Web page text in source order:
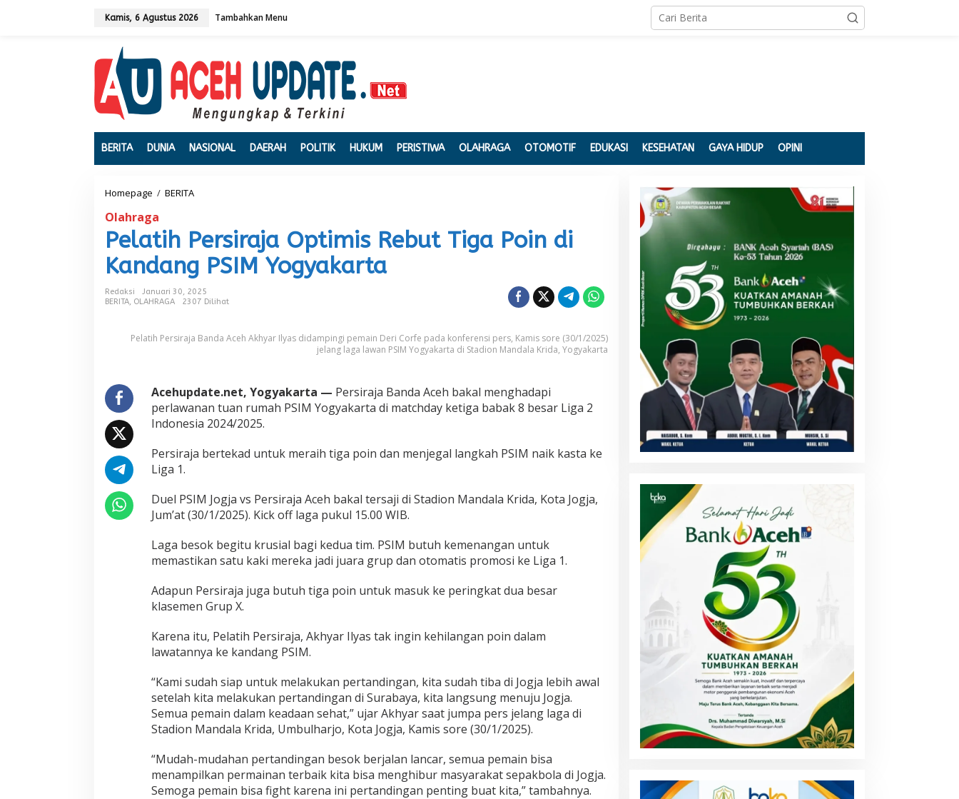
Kamis, 6 Agustus 2026 Tambahkan Menu
BERITA DUNIA NASIONAL DAERAH POLITIK HUKUM PERISTIWA OLAHRAGA OTOMOTIF EDUKASI KESEHATAN GAYA HIDUP OPINI
Homepage / BERITA
a
t
i
h
P
e
r
i
a
O
p
t
m
e
b
t
T
i
a
P
i
n
d
K
a
d
a
g
P
Olahraga
Pelatih Persiraja Optimis Rebut Tiga Poin di
Kandang PSIM Yogyakarta
Redaksi
Januari 30, 2025
BERITA, OLAHRAGA 2307 Dilihat
Pelatih Persiraja Banda Aceh Akhyar Ilyas didampingi pemain Deri Corfe pada konferensi pers, Kamis sore (30/1/2025)
jelang laga lawan PSIM Yogyakarta di Stadion Mandala Krida, Yogyakarta
Acehupdate.net, Yogyakarta — Persiraja Banda Aceh bakal menghadapi
perlawanan tuan rumah PSIM Yogyakarta di matchday ketiga babak 8 besar Liga 2
Indonesia 2024/2025.
Persiraja bertekad untuk meraih tiga poin dan menjegal langkah PSIM naik kasta ke
Liga 1.
Duel PSIM Jogja vs Persiraja Aceh bakal tersaji di Stadion Mandala Krida, Kota Jogja,
Jum’at (30/1/2025). Kick off laga pukul 15.00 WIB.
Laga besok begitu krusial bagi kedua tim. PSIM butuh kemenangan untuk
memastikan satu kaki mereka jadi juara grup dan otomatis promosi ke Liga 1.
Adapun Persiraja juga butuh tiga poin untuk masuk ke peringkat dua besar
klasemen Grup X.
Karena itu, Pelatih Persiraja, Akhyar Ilyas tak ingin kehilangan poin dalam
lawatannya ke kandang PSIM.
“Kami sudah siap untuk melakukan pertandingan, kita sudah tiba di Jogja lebih awal
setelah kita melakukan pertandingan di Surabaya, kita langsung menuju Jogja.
Semua pemain dalam keadaan sehat,” ujar Akhyar saat jumpa pers jelang laga di
Stadion Mandala Krida, Umbulharjo, Kota Jogja, Kamis sore (30/1/2025).
“Mudah-mudahan pertandingan besok berjalan lancar, semua pemain bisa
menampilkan permainan terbaik kita bisa menghibur masyarakat sepakbola di Jogja.
Semoga pemain bisa fight karena ini pertandingan penting buat kita,” tambahnya.